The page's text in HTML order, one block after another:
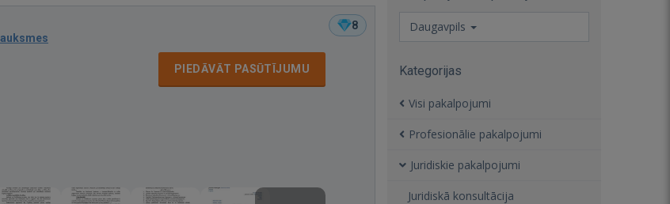
8
PIEDĀVĀT PASŪTĪJUMU
Daugavpils
Kategorijas
Visi pakalpojumi
Profesionālie pakalpojumi
Juridiskie pakalpojumi
Juridiskā konsultācija